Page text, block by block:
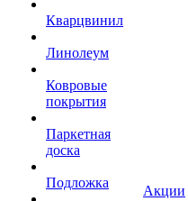
Кварцвинил
Линолеум
Ковровые
покрытия
Паркетная
доска
Подложка
Акции